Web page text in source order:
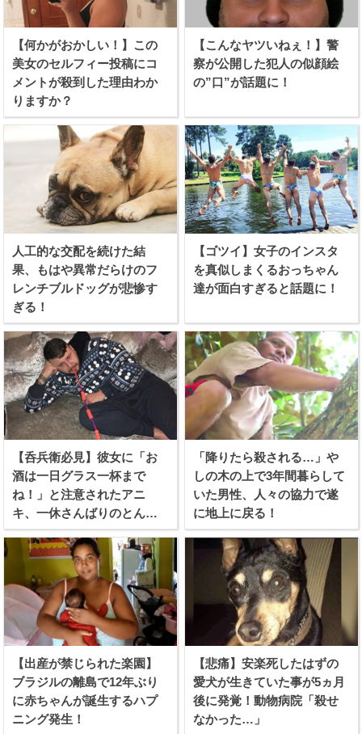
【何かがおかしい！】この
美女のセルフィー投稿にコ
メントが殺到した理由わか
りますか？
【こんなヤツいねぇ！】警
察が公開した犯人の似顔絵
の”口”が話題に！
人工的な交配を続けた結
果、もはや異常だらけのフ
レンチブルドッグが悲惨す
ぎる！
【ゴツイ】女子のインスタ
を真似しまくるおっちゃん
達が面白すぎると話題に！
【呑兵衛必見】彼女に「お
酒は一日グラス一杯まで
ね！」と注意されたアニ
キ、一休さんばりのとんち
を利かせる！
「降りたら殺される…」や
しの木の上で3年間暮らして
いた男性、人々の協力で遂
に地上に戻る！
【出産が禁じられた楽園】
ブラジルの離島で12年ぶり
に赤ちゃんが誕生するハプ
ニング発生！
【悲痛】安楽死したはずの
愛犬が生きていた事が5ヵ月
後に発覚！動物病院「殺せ
なかった…」